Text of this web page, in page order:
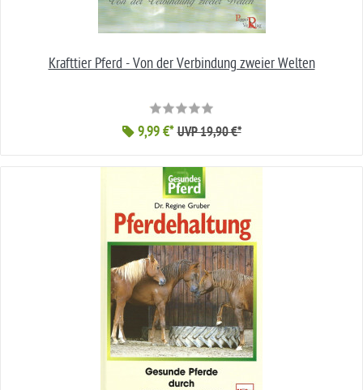
Krafttier Pferd - Von der Verbindung zweier Welten
9,99 €* UVP 19,90 €*